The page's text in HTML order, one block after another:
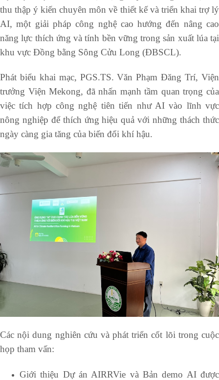
thu thập ý kiến chuyên môn về thiết kế và triển khai trợ lý
AI, một giải pháp công nghệ cao hướng đến nâng cao
năng lực thích ứng và tính bền vững trong sản xuất lúa tại
khu vực Đồng bằng Sông Cửu Long (ĐBSCL).
Phát biểu khai mạc, PGS.TS. Văn Phạm Đăng Trí, Viện
trưởng Viện Mekong, đã nhấn mạnh tầm quan trọng của
việc tích hợp công nghệ tiên tiến như AI vào lĩnh vực
nông nghiệp để thích ứng hiệu quả với những thách thức
ngày càng gia tăng của biến đổi khí hậu.
Các nội dung nghiên cứu và phát triển cốt lõi trong cuộc
họp tham vấn:
Giới thiệu Dự án AIRRVie và Bản demo AI được